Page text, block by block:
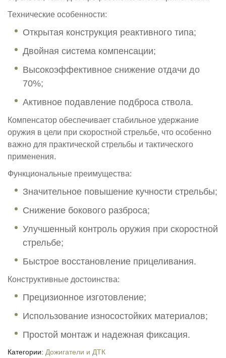
Технические особенности:
Открытая конструкция реактивного типа;
Двойная система компенсации;
Высокоэффективное снижение отдачи до
70%;
Активное подавление подброса ствола.
Компенсатор обеспечивает стабильное удержание
оружия в цели при скоростной стрельбе, что особенно
важно для практической стрельбы и тактического
применения.
Функциональные преимущества:
Значительное повышение кучности стрельбы;
Снижение бокового разброса;
Улучшенный контроль оружия при скоростной
стрельбе;
Быстрое восстановление прицеливания.
Конструктивные достоинства:
Прецизионное изготовление;
Использование износостойких материалов;
Простой монтаж и надежная фиксация.
Категории: Дожигатели и ДТК